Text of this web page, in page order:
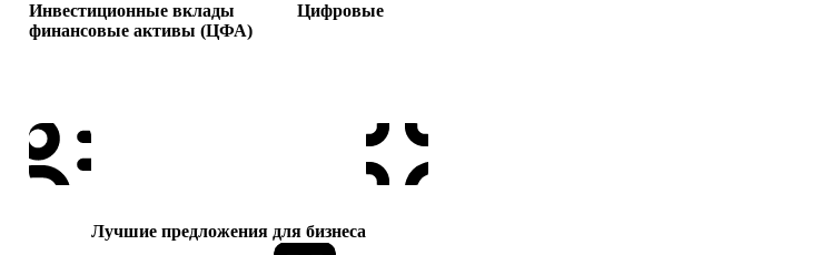
Инвестиционные вклады
Цифровые
финансовые активы (ЦФА)
Лучшие предложения для бизнеса